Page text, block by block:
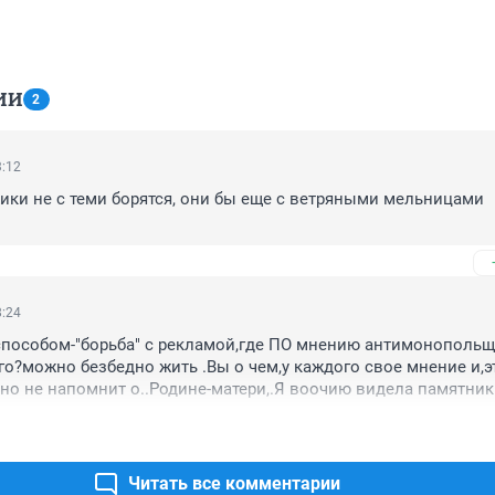
2
не с теми борятся, они бы еще с ветряными мельницами
"борьба" с рекламой,где ПО мнению
безбедно жить .Вы о чем,у каждого свое мнение
не напомнит о..Родине-матери,.Я воочию видела
Читать все комментарии